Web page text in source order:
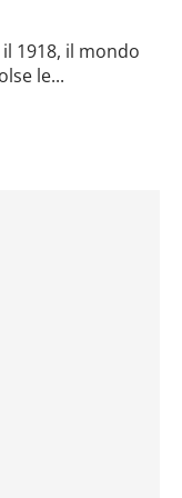
1918, il mondo
le...